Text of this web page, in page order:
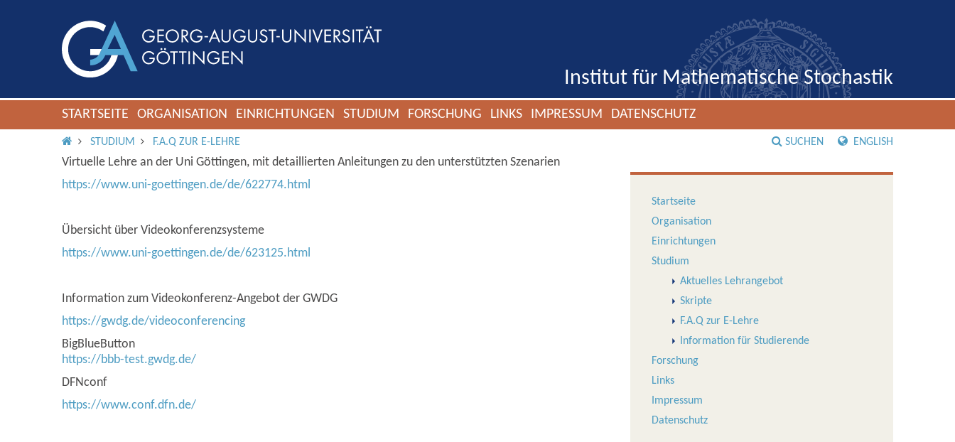
Institut für Mathematische Stochastik
STARTSEITE ORGANISATION EINRICHTUNGEN STUDIUM FORSCHUNG LINKS IMPRESSUM DATENSCHUTZ
IMS ROOT
STUDIUM F.A.Q ZUR E-LEHRE SUCHEN ENGLISH
Virtuelle Lehre an der Uni Göttingen, mit detaillierten Anleitungen zu den unterstützten Szenarien
https://www.uni-goettingen.de/de/622774.html
Übersicht über Videokonferenzsysteme
https://www.uni-goettingen.de/de/623125.html
Information zum Videokonferenz-Angebot der GWDG
https://gwdg.de/videoconferencing
BigBlueButton
https://bbb-test.gwdg.de/
DFNconf
https://www.conf.dfn.de/
Startseite
Organisation
Einrichtungen
Studium
Aktuelles Lehrangebot
Skripte
F.A.Q zur E-Lehre
Information für Studierende
Forschung
Links
Impressum
Datenschutz